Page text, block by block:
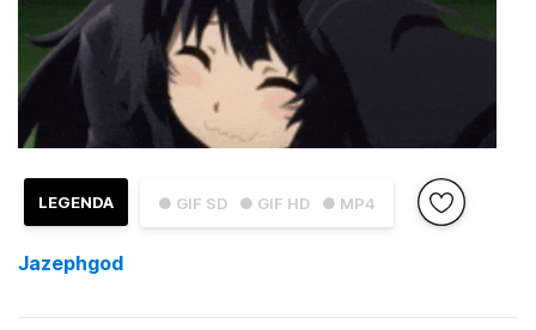
● GIF SD ● GIF HD ● MP4
LEGENDA
Jazephgod